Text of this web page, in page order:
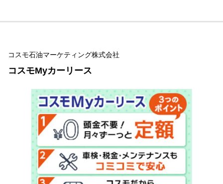
コスモ石油マーケティング株式会社
コスモMyカーリース